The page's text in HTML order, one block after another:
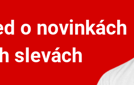
v
k
v
ý
o novinkách
slevách